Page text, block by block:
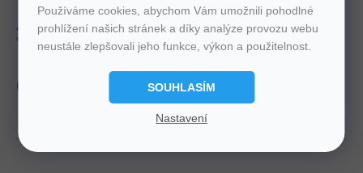
Používáme cookies, abychom Vám umožnili pohodlné
prohlížení našich stránek a díky analýze provozu webu
neustále zlepšovali jeho funkce, výkon a použitelnost.
SOUHLASÍM
Nastavení
3-4
Tuhost 145 Kg
Nosnost